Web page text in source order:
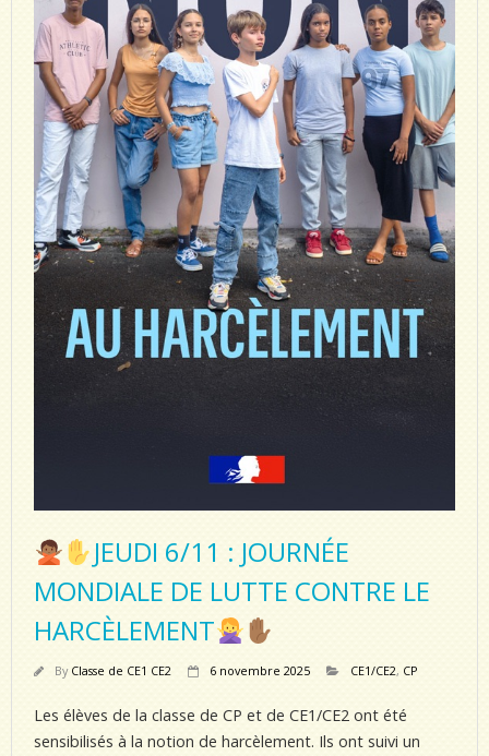
JEUDI 6/11 : JOURNÉE
MONDIALE DE LUTTE CONTRE LE
HARCÈLEMENT
By Classe de CE1 CE2 6 novembre 2025 CE1/CE2, CP
Les élèves de la classe de CP et de CE1/CE2 ont été
sensibilisés à la notion de harcèlement. Ils ont suivi un